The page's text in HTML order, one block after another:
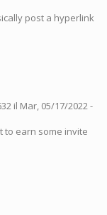
post a hyperlink
il Mar, 05/17/2022 -
to earn some invite